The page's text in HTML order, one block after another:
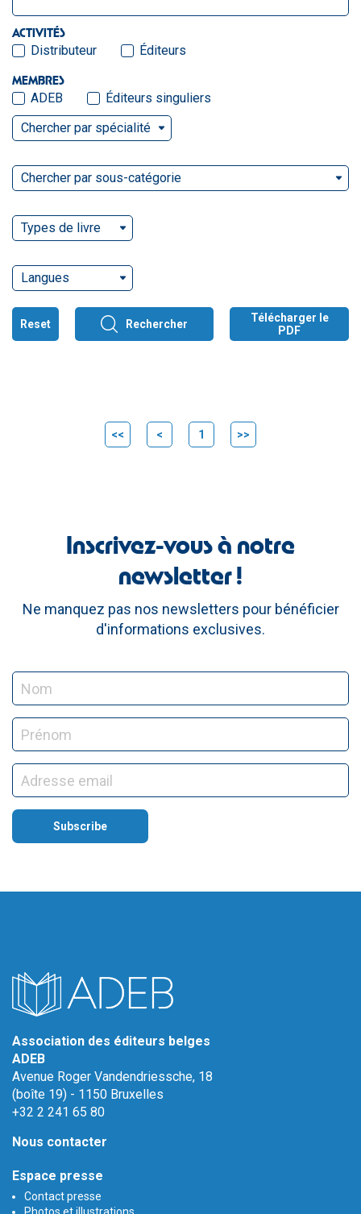
ACTIVITÉS
Distributeur Éditeurs
MEMBRES
ADEB
Éditeurs singuliers
Chercher par spécialité
Chercher par sous-catégorie
Types de livre
Langues
Reset Rechercher
Télécharger le
PDF
<< < 1 >>
Inscrivez-vous à notre
newsletter !
Ne manquez pas nos newsletters pour bénéficier
d'informations exclusives.
Association des éditeurs belges
ADEB
Avenue Roger Vandendriessche, 18
(boîte 19) - 1150 Bruxelles
+32 2 241 65 80
Nous contacter
Espace presse
Contact presse